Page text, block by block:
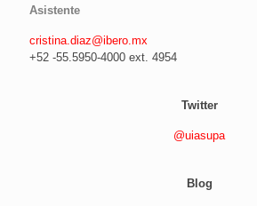
Asistente
cristina.diaz@ibero.mx
+52 -55.5950-4000 ext. 4954
Twitter
@uiasupa
Blog